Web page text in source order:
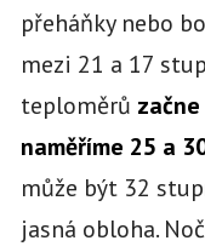
přeháňky nebo
mezi 21 a 17
teploměrů
naměříme 25 a
může být 32
jasná obloha.